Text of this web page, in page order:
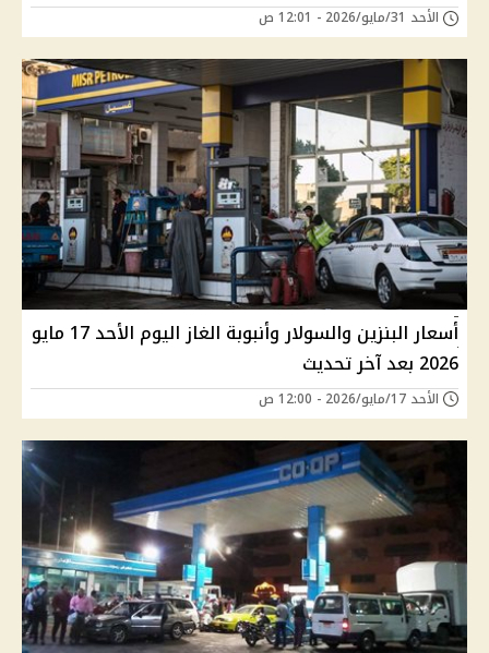
الأحد 31/مايو/2026 - 12:01 ص
أسعار البنزين والسولار وأنبوبة الغاز اليوم الأحد 17 مايو
2026 بعد آخر تحديث
الأحد 17/مايو/2026 - 12:00 ص